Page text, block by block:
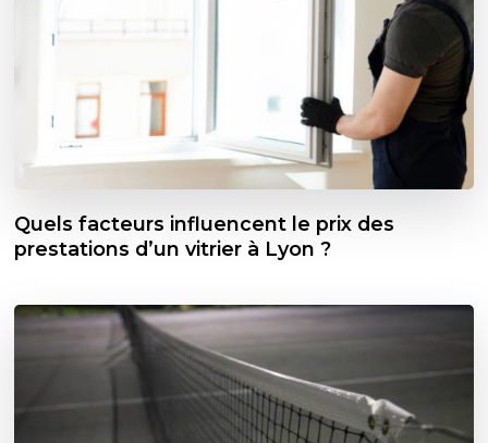
Quels facteurs influencent le prix des
prestations d’un vitrier à Lyon ?